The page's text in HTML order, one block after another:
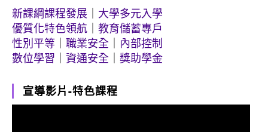
新課綱課程發展
大學多元入學
優質化特色領航
教育儲蓄專戶
性別平等
職業安全
內部控制
數位學習
資通安全 獎助學金
宣導影片-特色課程